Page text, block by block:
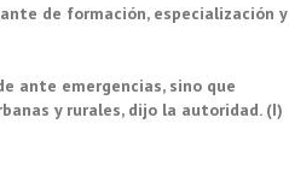
de formación, especialización y
ante emergencias, sino que
y rurales, dijo la autoridad. (I)